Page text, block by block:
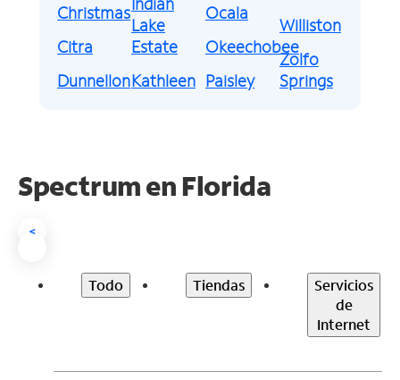
Christmas
Citra
Dunnellon
Lake
Estate
Kathleen
Ocala
Okeechobee
Paisley
Williston
Zolfo
Springs
Spectrum en Florida
<
Todo Tiendas
Servicios
de
Internet